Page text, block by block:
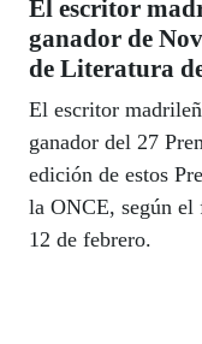
El escritor
ganador de
de Literatura
El escritor
ganador del 27
edición de estos
la ONCE, según
12 de febrero.